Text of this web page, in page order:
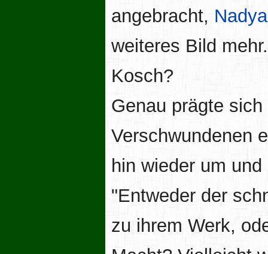
angebracht,
weiteres Bild
Kosch?
Genau prägte
Verschwundenen
hin wieder um
"Entweder der
zu ihrem Werk,